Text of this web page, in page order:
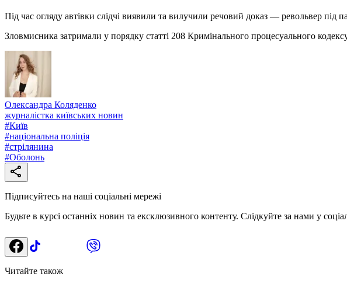
Під час огляду автівки слідчі виявили та вилучили речовий доказ — револьвер під
Зловмисника затримали у порядку статті 208 Кримінального процесуального
Олександра Коляденко
журналістка київських новин
#Київ
#національна поліція
#стрілянина
#Оболонь
Підписуйтесь на наші соціальні мережі
Будьте в курсі останніх новин та ексклюзивного контенту. Слідкуйте за нами у
Читайте також